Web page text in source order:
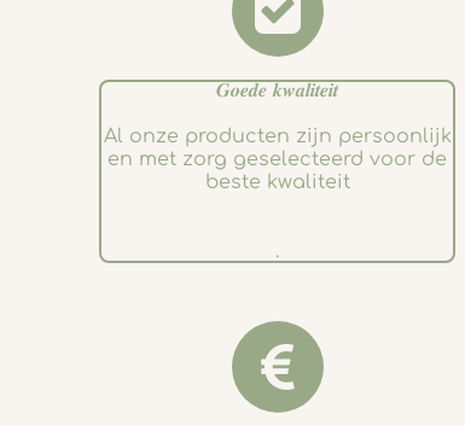
𝑮𝒐𝒆𝒅𝒆 𝒌𝒘𝒂𝒍𝒊𝒕𝒆𝒊𝒕
Al onze producten zijn persoonlijk
en met zorg geselecteerd voor de
beste kwaliteit
.